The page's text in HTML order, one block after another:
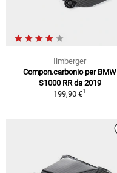
Ilmberger
Compon.carbonio per BMW
S1000 RR da 2019
199,90 €1